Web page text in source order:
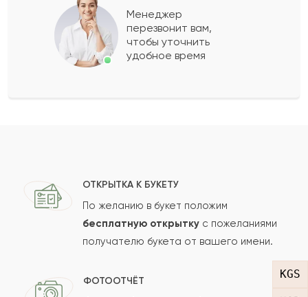
KGS
Показать еще
Ваш e-mail
Отзыв
Менеджер
перезвонит вам,
чтобы уточнить
удобное время
ОТКРЫТКА К БУКЕТУ
По желанию в букет положим
бесплатную открытку с пожеланиями
получателю букета от вашего имени.
ФОТООТЧЁТ